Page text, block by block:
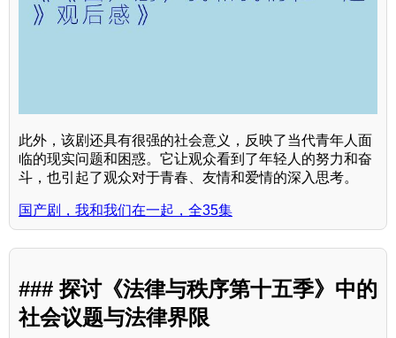
此外，该剧还具有很强的社会意义，反映了当代青年人面
临的现实问题和困惑。它让观众看到了年轻人的努力和奋
斗，也引起了观众对于青春、友情和爱情的深入思考。
国产剧，我和我们在一起，全35集
### 探讨《法律与秩序第十五季》中的
社会议题与法律界限